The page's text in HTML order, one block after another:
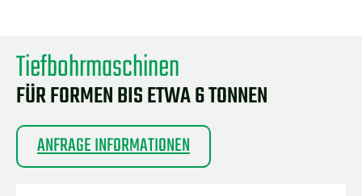
Tiefbohrmaschinen
FÜR FORMEN BIS ETWA 6 TONNEN
ANFRAGE INFORMATIONEN